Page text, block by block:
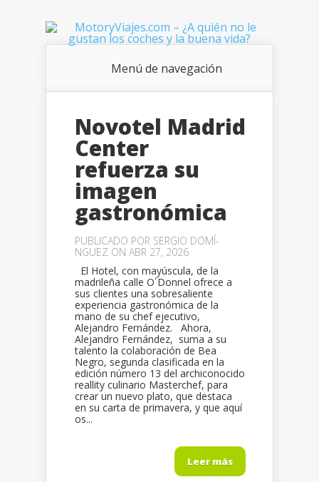
Menú de navegación
Novotel Madrid
Center
refuerza su
imagen
gastronómica
PUBLICADO POR SERGIO DOMÍ­
NGUEZ ON ABR 27, 2026
El Hotel, con mayúscula, de la
madrileña calle O´Donnel ofrece a
sus clientes una sobresaliente
experiencia gastronómica de la
mano de su chef ejecutivo,
Alejandro Fernández. Ahora,
Alejandro Fernández, suma a su
talento la colaboración de Bea
Negro, segunda clasificada en la
edición número 13 del archiconocido
reallity culinario Masterchef, para
crear un nuevo plato, que destaca
en su carta de primavera, y que aquí
os...
Leer más